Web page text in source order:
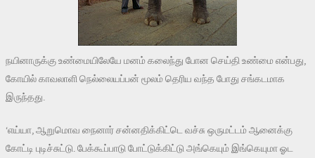
நயினாருக்கு உண்மையிலேயே மனம் கலைந்து போன செய்தி உண்மை என்பது,
கோயில் காவலாளி நெல்லையப்பன் மூலம் தெரிய வந்த போது சங்கடமாக
இருந்தது.
‘எய்யா, ஆறுமொவ நைனார் சன்னதிக்கிட்டெ வச்சு ஒருமட்டம் ஆனைக்கு
கோட்டி புடிச்சுட்டு. பேக்கூப்பாடு போட்டுக்கிட்டு அங்கெயும் இங்கெயுமா ஓட